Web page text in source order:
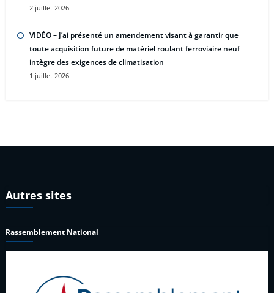
2 juillet 2026
VIDÉO – J’ai présenté un amendement visant à garantir que
toute acquisition future de matériel roulant ferroviaire neuf
intègre des exigences de climatisation
1 juillet 2026
Autres sites
Rassemblement National